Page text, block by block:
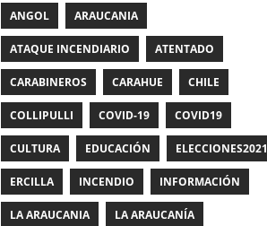
ANGOL ARAUCANIA
ATAQUE INCENDIARIO ATENTADO
CARABINEROS CARAHUE CHILE
COLLIPULLI COVID-19 COVID19
CULTURA EDUCACIÓN ELECCIONES2021
ERCILLA INCENDIO INFORMACIÓN
LA ARAUCANIA LA ARAUCANÍA